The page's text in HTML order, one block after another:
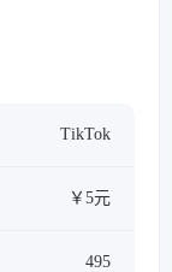
TikTok
￥5元
495